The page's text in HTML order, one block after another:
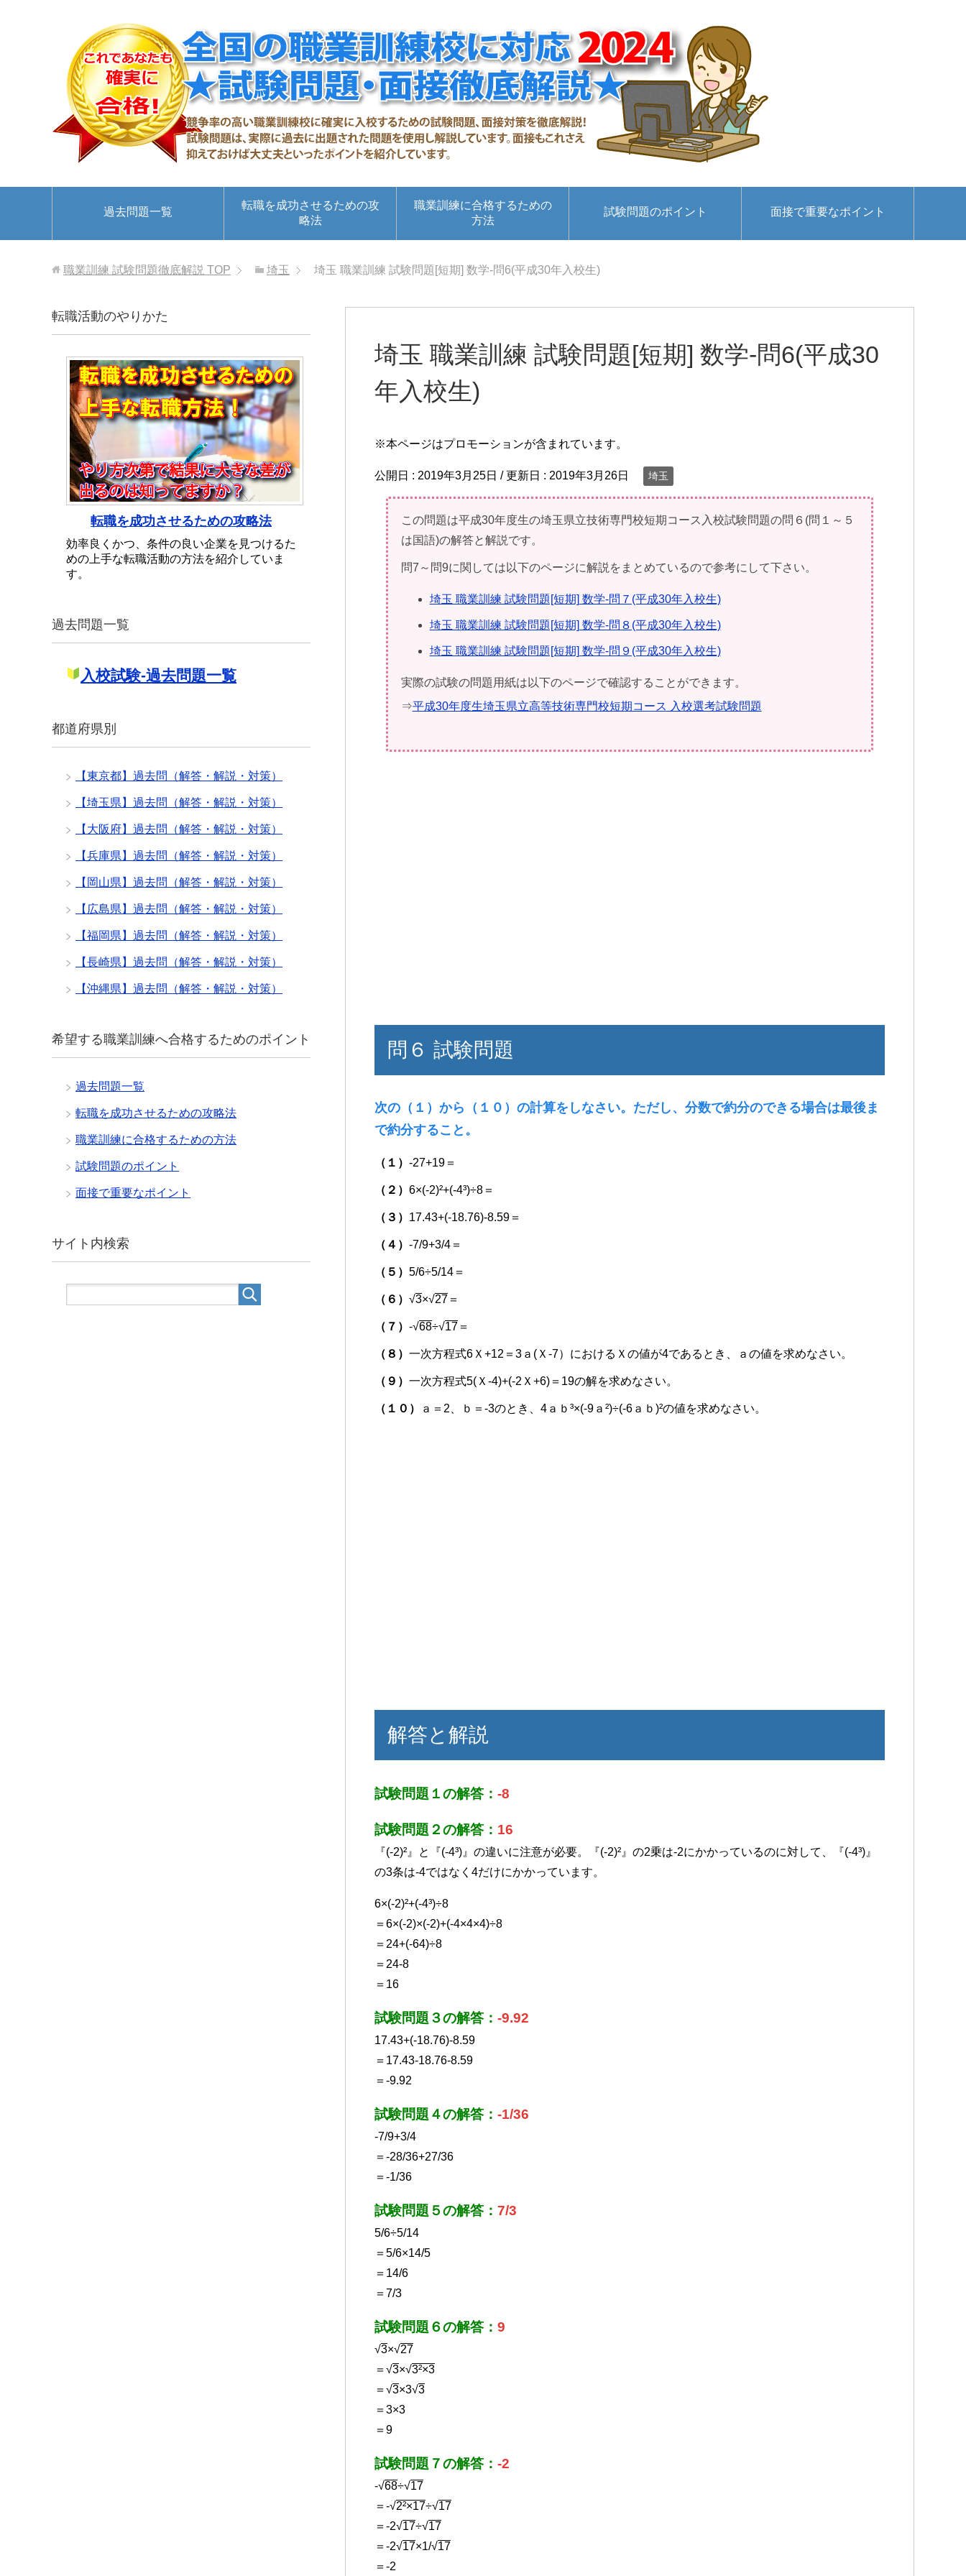
過去問題一覧
転職を成功させるための攻
略法
職業訓練に合格するための
方法
試験問題のポイント 面接で重要なポイント
職業訓練 試験問題徹底解説 TOP 埼玉 埼玉 職業訓練 試験問題[短期] 数学-問6(平成30年入校生)
埼玉 職業訓練 試験問題[短期] 数学-問6(平成30
年入校生)
※本ページはプロモーションが含まれています。
公開日 : 2019年3月25日 / 更新日 : 2019年3月26日 埼玉
この問題は平成30年度生の埼玉県立技術専門校短期コース入校試験問題の問６(問１～５
は国語)の解答と解説です。
問7～問9に関しては以下のページに解説をまとめているので参考にして下さい。
埼玉 職業訓練 試験問題[短期] 数学-問７(平成30年入校生)
埼玉 職業訓練 試験問題[短期] 数学-問８(平成30年入校生)
埼玉 職業訓練 試験問題[短期] 数学-問９(平成30年入校生)
実際の試験の問題用紙は以下のページで確認することができます。
⇒平成30年度生埼玉県立高等技術専門校短期コース 入校選考試験問題
問６ 試験問題
次の（１）から（１０）の計算をしなさい。ただし、分数で約分のできる場合は最後ま
で約分すること。
（１） -27+19＝
（２） 6×(-2)²+(-4³)÷8＝
（３） 17.43+(-18.76)-8.59＝
（４） -7/9+3/4＝
（５） 5/6÷5/14＝
（６） √3×√27 ＝
（７） -√68÷√17 ＝
（８） 一次方程式6Ｘ+12＝3ａ(Ｘ-7）におけるＸの値が4であるとき、ａの値を求めなさい。
（９） 一次方程式5(Ｘ-4)+(-2Ｘ+6)＝19の解を求めなさい。
（１０） ａ＝2、ｂ＝-3のとき、4ａｂ³×(-9ａ²)÷(-6ａｂ)²の値を求めなさい。
解答と解説
試験問題１の解答： -8
試験問題２の解答： 16
『(-2)²』と『(-4³)』の違いに注意が必要。『(-2)²』の2乗は-2にかかっているのに対して、『(-4³)』
の3条は-4ではなく4だけにかかっています。
6×(-2)²+(-4³)÷8
＝6×(-2)×(-2)+(-4×4×4)÷8
＝24+(-64)÷8
＝24-8
＝16
試験問題３の解答： -9.92
17.43+(-18.76)-8.59
＝17.43-18.76-8.59
＝-9.92
試験問題４の解答： -1/36
-7/9+3/4
＝-28/36+27/36
＝-1/36
試験問題５の解答： 7/3
5/6÷5/14
＝5/6×14/5
＝14/6
＝7/3
試験問題６の解答： 9
√3×√27
＝√3×√3²×3
＝√3×3√3
＝3×3
＝9
試験問題７の解答： -2
-√68÷√17
＝-√2²×17÷√17
＝-2√17÷√17
＝-2√17×1/√17
＝-2
転職活動のやりかた
転職を成功させるための攻略法
効率良くかつ、条件の良い企業を見つけるた
めの上手な転職活動の方法を紹介していま
す。
過去問題一覧
入校試験-過去問題一覧
都道府県別
【東京都】過去問（解答・解説・対策）
【埼玉県】過去問（解答・解説・対策）
【大阪府】過去問（解答・解説・対策）
【兵庫県】過去問（解答・解説・対策）
【岡山県】過去問（解答・解説・対策）
【広島県】過去問（解答・解説・対策）
【福岡県】過去問（解答・解説・対策）
【長崎県】過去問（解答・解説・対策）
【沖縄県】過去問（解答・解説・対策）
希望する職業訓練へ合格するためのポイント
過去問題一覧
転職を成功させるための攻略法
職業訓練に合格するための方法
試験問題のポイント
面接で重要なポイント
サイト内検索